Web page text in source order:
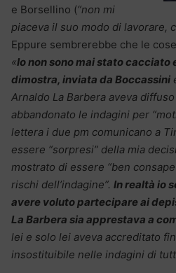
e Borsellino (“non mi
piaceva il suo modo di lavorare,
Eppure sembrerebbe che le
«Io non sono mai stato cacciato
dimostra, inviata da Boccassini
Arnaldo La Barbera aveva
abbandonato le indagini per
lettera i due pm comunicano a
essere “sorpresi” della mia
mostrato di essere “ben
rischi dell’indagine”. In realtà io
avere voluto partecipare ai
La Barbera sia apprestava a
lei e solo lei aveva accreditato
insostituibile nelle indagini di